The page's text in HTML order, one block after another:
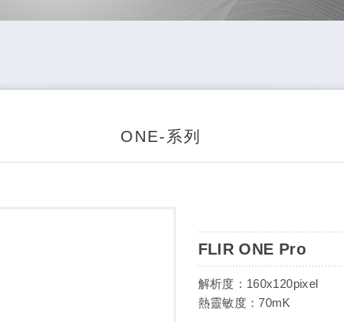
ONE-系列
FLIR ONE Pro
解析度：160x120pixel
熱靈敏度：70mK